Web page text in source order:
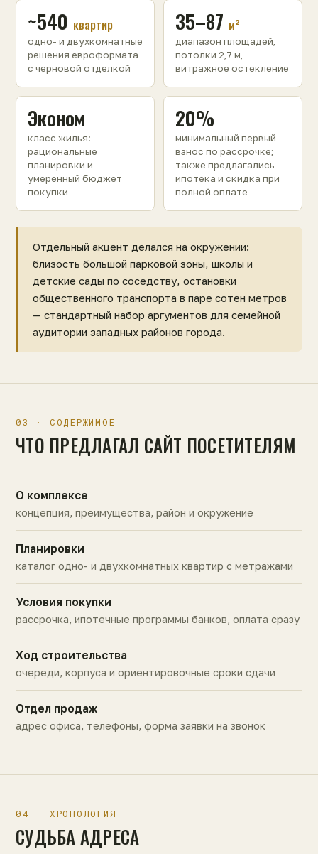
~540 квартир
одно- и двухкомнатные
решения евроформата
с черновой отделкой
35–87 м²
диапазон площадей,
потолки 2,7 м,
витражное остекление
Эконом
класс жилья:
рациональные
планировки и
умеренный бюджет
покупки
20%
минимальный первый
взнос по рассрочке;
также предлагались
ипотека и скидка при
полной оплате
Отдельный акцент делался на окружении:
близость большой парковой зоны, школы и
детские сады по соседству, остановки
общественного транспорта в паре сотен метров
— стандартный набор аргументов для семейной
аудитории западных районов города.
03 · СОДЕРЖИМОЕ
ЧТО ПРЕДЛАГАЛ САЙТ ПОСЕТИТЕЛЯМ
О комплексе
концепция, преимущества, район и окружение
Планировки
каталог одно- и двухкомнатных квартир с метражами
Условия покупки
рассрочка, ипотечные программы банков, оплата сразу
Ход строительства
очереди, корпуса и ориентировочные сроки сдачи
Отдел продаж
адрес офиса, телефоны, форма заявки на звонок
04 · ХРОНОЛОГИЯ
СУДЬБА АДРЕСА